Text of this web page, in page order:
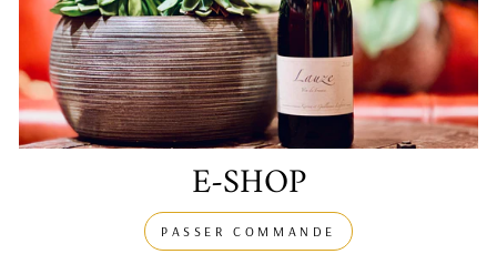
E-SHOP
PASSER COMMANDE